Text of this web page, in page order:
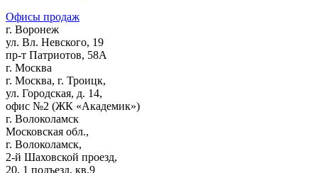
Офисы продаж
г. Воронеж
ул. Вл. Невского, 19
пр-т Патриотов, 58А
г. Москва
г. Москва, г. Троицк,
ул. Городская, д. 14,
офис №2 (ЖК «Академик»)
г. Волоколамск
Московская обл.,
г. Волоколамск,
2-й Шаховской проезд,
20, 1 подъезд, кв.9